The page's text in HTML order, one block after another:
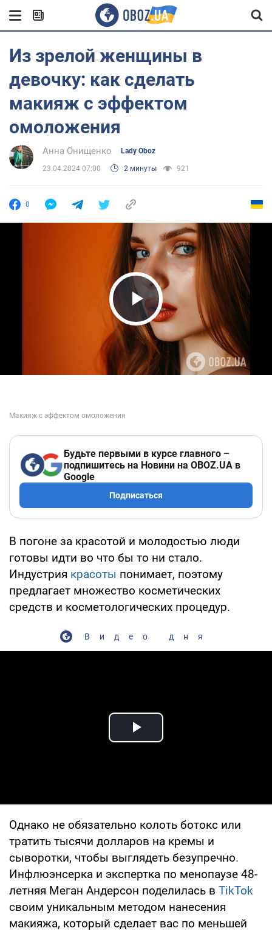
Из зрелой женщины в
девочку: как сделать
макияж с эффектом
омоложения
Анна Онищенко Lady Oboz
23.04.2024 07:00 2 минуты 921
0
Play Video
Будьте первыми в курсе главного –
подпишитесь на Новини на OBOZ.UA в
Google
Подписаться
В погоне за красотой и молодостью люди
готовы идти во что бы то ни стало.
Индустрия красоты понимает, поэтому
предлагает множество косметических
средств и косметологических процедур.
Видео дня
Play Video
Однако не обязательно колоть ботокс или
тратить тысячи долларов на кремы и
сыворотки, чтобы выглядеть безупречно.
Инфлюэнсерка и экспертка по менопаузе 48-
летняя Меган Андерсон поделилась в TikTok
своим уникальным методом нанесения
макияжа, который сделает вас по меньшей